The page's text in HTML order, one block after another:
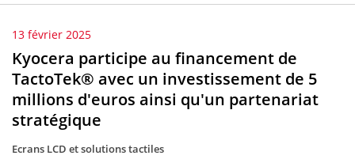
13 février 2025
Kyocera participe au financement de
TactoTek® avec un investissement de 5
millions d'euros ainsi qu'un partenariat
stratégique
Ecrans LCD et solutions tactiles